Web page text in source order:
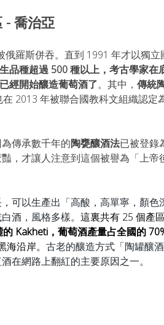
- 喬治亞
羅斯併吞。直到 1991 年才以獨立
品種超過 500 種以上 ，考古學家在
經開始釀造葡萄酒了。 其中， 傳統
2013 年被聯合國教科文組織認定
傳承數千年的陶甕釀酒法已被登錄
，才讓人注意到這個被譽為「上帝
可以生產出「高酸，高單寧，顏色
酒，風格多樣。 這裏共有 25 個產區
Kakheti， 葡萄酒產量占全國的
沿岸。 古老的釀造方式「陶罐釀酒
在網路上翻紅的主要原因之一。